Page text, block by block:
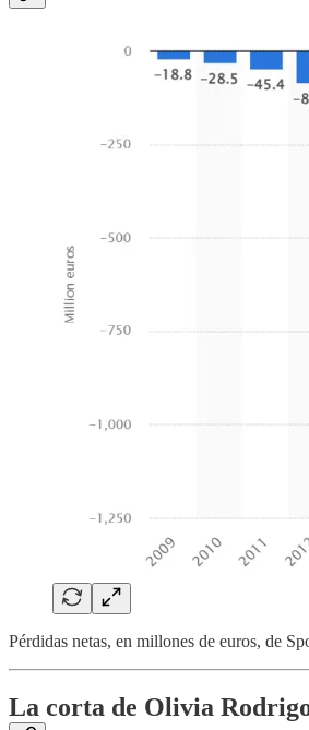
Pérdidas netas, en millones de euros, de
La corta de Olivia